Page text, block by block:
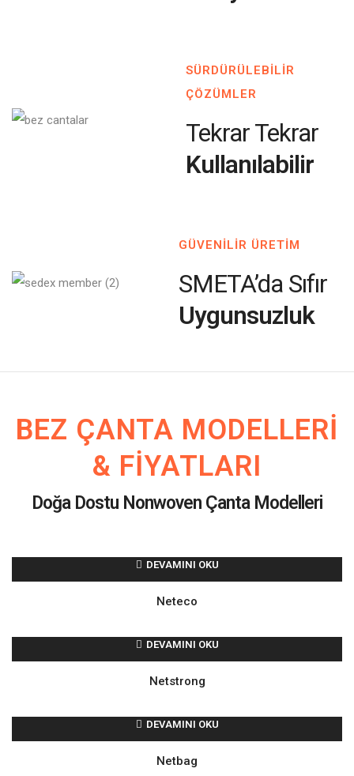
SÜRDÜRÜLEBİLİR
ÇÖZÜMLER
Tekrar Tekrar
Kullanılabilir
GÜVENİLİR ÜRETİM
SMETA’da Sıfır
Uygunsuzluk
BEZ ÇANTA MODELLERI
& FIYATLARI
Doğa Dostu Nonwoven Çanta Modelleri
DEVAMINI OKU
Neteco
DEVAMINI OKU
Netstrong
DEVAMINI OKU
Netbag